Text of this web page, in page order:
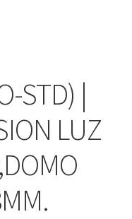
STD) |
LUZ